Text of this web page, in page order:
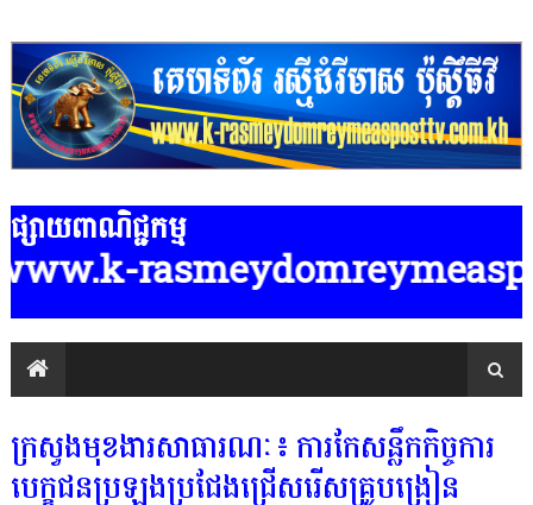
ផ្សាយពាណិជ្ជកម្ម
ក្រសួងមុខងារសាធារណៈ៖ ការកែសន្លឹកកិច្ចការ
បេក្ខជនប្រឡងប្រជែងជ្រើសរើសគ្រូបង្រៀន